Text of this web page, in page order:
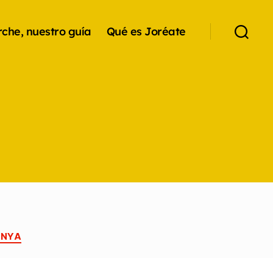
nuestro guía Qué es Joréate